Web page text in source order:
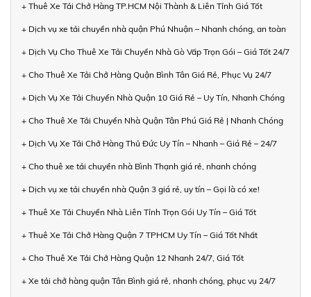
+ Thuê Xe Tải Chở Hàng TP.HCM Nội Thành & Liên Tỉnh Giá Tốt
+ Dịch vụ xe tải chuyển nhà quận Phú Nhuận – Nhanh chóng, an toàn
+ Dịch Vụ Cho Thuê Xe Tải Chuyển Nhà Gò Vấp Trọn Gói – Giá Tốt 24/7
+ Cho Thuê Xe Tải Chở Hàng Quận Bình Tân Giá Rẻ, Phục Vụ 24/7
+ Dịch Vụ Xe Tải Chuyển Nhà Quận 10 Giá Rẻ – Uy Tín, Nhanh Chóng
+ Cho Thuê Xe Tải Chuyển Nhà Quận Tân Phú Giá Rẻ | Nhanh Chóng
+ Dịch Vụ Xe Tải Chở Hàng Thủ Đức Uy Tín – Nhanh – Giá Rẻ – 24/7
+ Cho thuê xe tải chuyển nhà Bình Thạnh giá rẻ, nhanh chóng
+ Dịch vụ xe tải chuyển nhà Quận 3 giá rẻ, uy tín – Gọi là có xe!
+ Thuê Xe Tải Chuyển Nhà Liên Tỉnh Trọn Gói Uy Tín – Giá Tốt
+ Thuê Xe Tải Chở Hàng Quận 7 TPHCM Uy Tín – Giá Tốt Nhất
+ Cho Thuê Xe Tải Chở Hàng Quận 12 Nhanh 24/7, Giá Tốt
+ Xe tải chở hàng quận Tân Bình giá rẻ, nhanh chóng, phục vụ 24/7